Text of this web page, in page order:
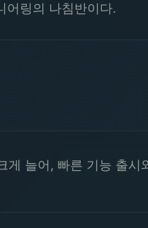
어링의 나침반이다.
게 늘어, 빠른 기능 출시